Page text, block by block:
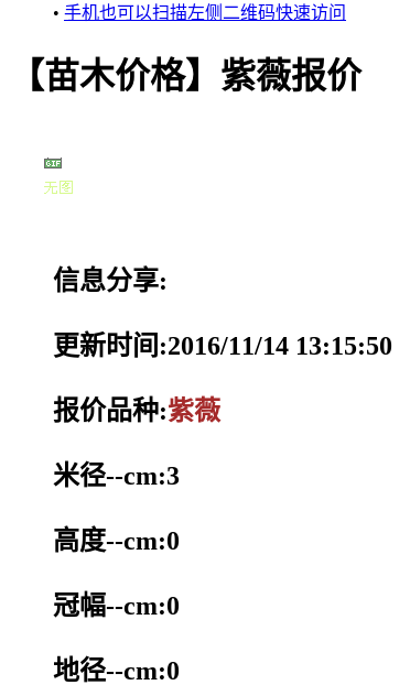
• 手机也可以扫描左侧二维码快速访问
【苗木价格】紫薇报价
信息分享:
更新时间:2016/11/14 13:15:50
报价品种:紫薇
米径--cm:3
高度--cm:0
冠幅--cm:0
地径--cm:0